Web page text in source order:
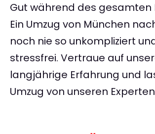
Gut während des gesamten
Ein Umzug von München
noch nie so unkompliziert
stressfrei. Vertraue auf
langjährige Erfahrung und
Umzug von unseren